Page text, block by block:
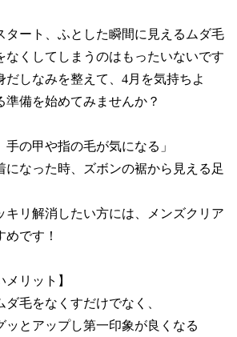
タート、ふとした瞬間に見えるムダ毛
なくしてしまうのはもったいないです
だしなみを整えて、4月を気持ちよ
準備を始めてみませんか？
手の甲や指の毛が気になる」
になった時、ズボンの裾から見える足
キリ解消したい方には、メンズクリア
です！
メリット】
毛をなくすだけでなく、
とアップし第一印象が良くなる